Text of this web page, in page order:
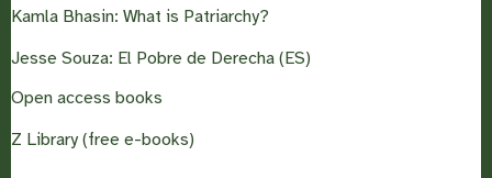
Kamla Bhasin: What is Patriarchy?
Jesse Souza: El Pobre de Derecha (ES)
Open access books
Z Library (free e-books)